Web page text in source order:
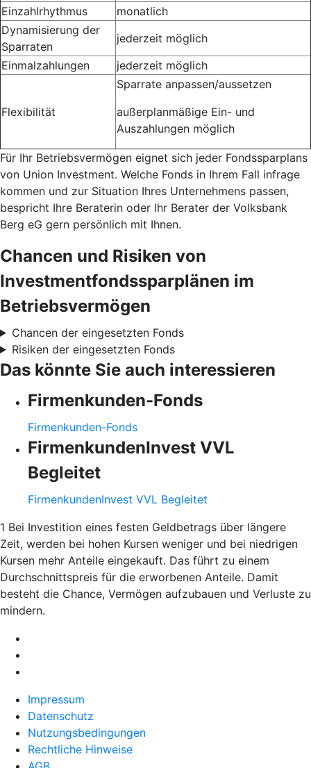
Einzahlrhythmus
monatlich
Dynamisierung der
Sparraten
jederzeit möglich
Einmalzahlungen
jederzeit möglich
Flexibilität
Sparrate anpassen/aussetzen
außerplanmäßige Ein- und
Auszahlungen möglich
Für Ihr Betriebsvermögen eignet sich jeder Fondssparplans
von Union Investment. Welche Fonds in Ihrem Fall infrage
kommen und zur Situation Ihres Unternehmens passen,
bespricht Ihre Beraterin oder Ihr Berater der Volksbank
Berg eG gern persönlich mit Ihnen.
Chancen und Risiken von
Investmentfondssparplänen im
Betriebsvermögen
Chancen der eingesetzten Fonds
Risiken der eingesetzten Fonds
Das könnte Sie auch interessieren
Firmenkunden-Fonds
Firmenkunden-Fonds
FirmenkundenInvest VVL
Begleitet
FirmenkundenInvest VVL Begleitet
1 Bei Investition eines festen Geldbetrags über längere
Zeit, werden bei hohen Kursen weniger und bei niedrigen
Kursen mehr Anteile eingekauft. Das führt zu einem
Durchschnittspreis für die erworbenen Anteile. Damit
besteht die Chance, Vermögen aufzubauen und Verluste zu
mindern.
Impressum
Datenschutz
Nutzungsbedingungen
Rechtliche Hinweise